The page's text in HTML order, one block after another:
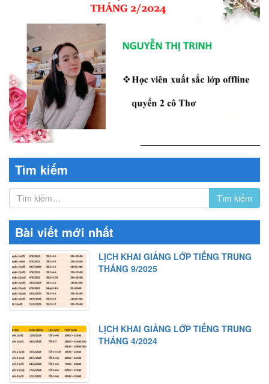
Tìm kiếm
Bài viết mới nhất
LỊCH KHAI GIẢNG LỚP TIẾNG TRUNG
THÁNG 9/2025
LỊCH KHAI GIẢNG LỚP TIẾNG TRUNG
THÁNG 4/2024